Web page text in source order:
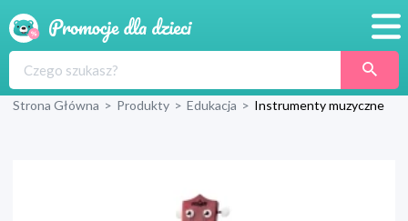
Produkty
Blog
Strona Główna > Produkty > Edukacja > Instrumenty muzyczne